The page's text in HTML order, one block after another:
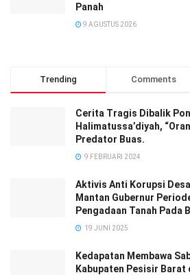
Panah
9 AGUSTUS 2026
Trending Comments
Cerita Tragis Dibalik
Halimatussa’diyah,
Predator Buas.
9 FEBRUARI 2024
Aktivis Anti Korupsi
Mantan Gubernur
Pengadaan Tanah Pada
19 JUNI 2025
Kedapatan Membawa
Kabupaten Pesisir Barat